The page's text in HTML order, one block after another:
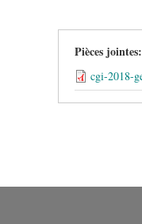
Pièces jointes:
cgi-2018-